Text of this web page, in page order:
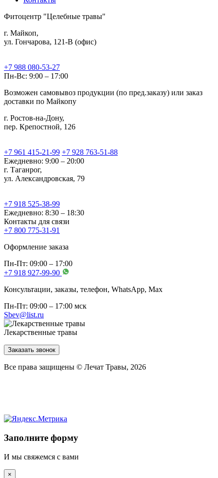
Фитоцентр "Целебные травы"
г. Майкоп,
ул. Гончарова, 121-В (офис)
+7 988 080-53-27
Пн-Вс: 9:00 – 17:00
Возможен самовывоз продукции (по пред.заказу) или заказ
доставки по Майкопу
г. Ростов-на-Дону,
пер. Крепостной, 126
+7 961 415-21-99 +7 928 763-51-88
Ежедневно: 9:00 – 20:00
г. Таганрог,
ул. Александровская, 79
+7 918 525-38-99
Ежедневно: 8:30 – 18:30
Контакты для связи
+7 800 775-31-91
Оформление заказа
Пн-Пт: 09:00 – 17:00
+7 918 927-99-90
Консультации, заказы, телефон, WhatsApp, Мах
Пн-Пт: 09:00 – 17:00 мск
Sbev@list.ru
Лекарственные травы
Заказать звонок
Все права защищены © Лечат Травы, 2026
Заполните форму
И мы свяжемся с вами
×